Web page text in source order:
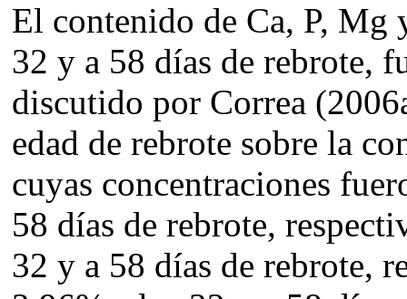
El contenido de Ca, P, Mg
32 y a 58 días de rebrote,
discutido por Correa
edad de rebrote sobre la
cuyas concentraciones
58 días de rebrote,
32 y a 58 días de rebrote,